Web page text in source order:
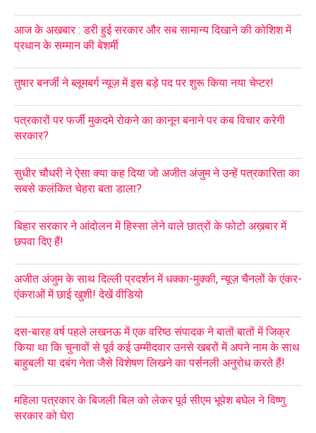
आज के अखबार : डरी हुई सरकार और सब सामान्य दिखाने की कोशिश में
प्रधान के सम्मान की बेशर्मी
तुषार बनर्जी ने ब्लूमबर्ग न्यूज़ में इस बड़े पद पर शुरू किया नया चेप्टर!
पत्रकारों पर फर्जी मुकदमे रोकने का कानून बनाने पर कब विचार करेगी
सरकार?
सुधीर चौधरी ने ऐसा क्या कह दिया जो अजीत अंजुम ने उन्हें पत्रकारिता का
सबसे कलंकित चेहरा बता डाला?
बिहार सरकार ने आंदोलन में हिस्सा लेने वाले छात्रों के फोटो अख़बार में
छपवा दिए हैं!
अजीत अंजुम के साथ दिल्ली प्रदर्शन में धक्का-मुक्की, न्यूज़ चैनलों के एंकर-
एंकराओं में छाई खुशी! देखें वीडियो
दस-बारह वर्ष पहले लखनऊ में एक वरिष्ठ संपादक ने बातों बातों में जिक्र
किया था कि चुनावों से पूर्व कई उम्मीदवार उनसे खबरों में अपने नाम के साथ
बाहुबली या दबंग नेता जैसे विशेषण लिखने का पर्सनली अनुरोध करते हैं!
महिला पत्रकार के बिजली बिल को लेकर पूर्व सीएम भूपेश बघेल ने विष्णु
सरकार को घेरा